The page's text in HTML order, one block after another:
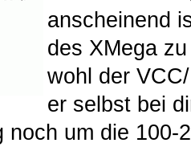
anscheinend
des XMega
wohl der
er selbst bei
noch um die 100-